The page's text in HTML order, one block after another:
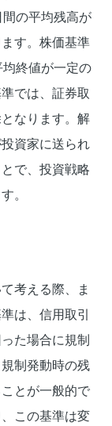
の平均残高が
す。株価基準
終値が一定の
では、証券取
なります。解
資家に送られ
で、投資戦略
。
考える際、ま
は、信用取引
た場合に規制
制発動時の残
とが一般的で
この基準は変